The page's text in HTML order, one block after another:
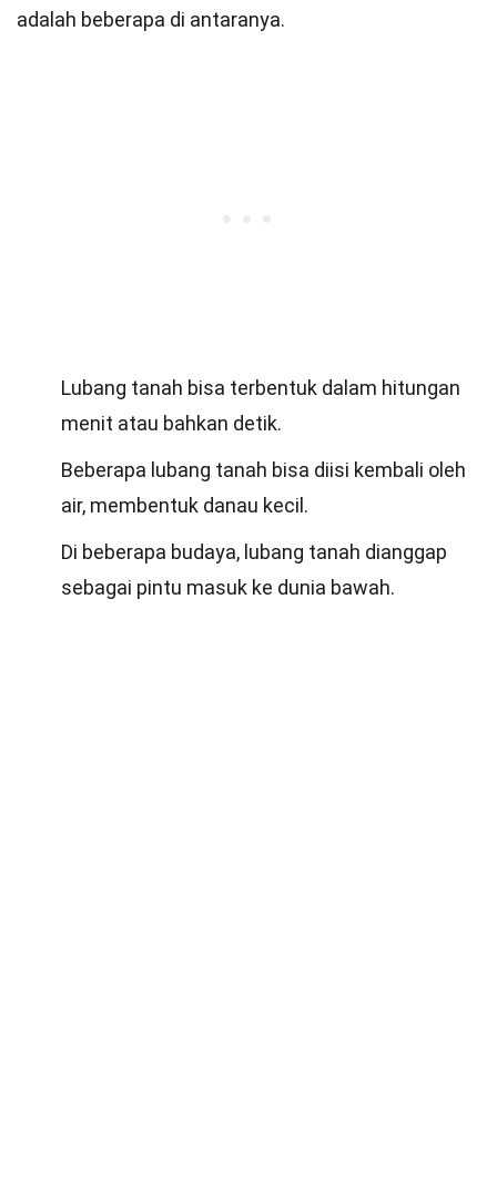
adalah beberapa di antaranya.
Lubang tanah bisa terbentuk dalam hitungan
menit atau bahkan detik.
Beberapa lubang tanah bisa diisi kembali oleh
air, membentuk danau kecil.
Di beberapa budaya, lubang tanah dianggap
sebagai pintu masuk ke dunia bawah.